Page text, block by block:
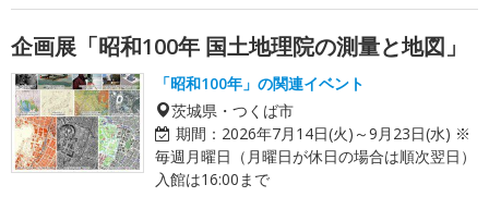
企画展「昭和100年 国土地理院の測量と地図」
「昭和100年」の関連イベント
茨城県・つくば市
期間： 2026年7月14日(火)～9月23日(水) ※
毎週月曜日（月曜日が休日の場合は順次翌日）
入館は16:00まで